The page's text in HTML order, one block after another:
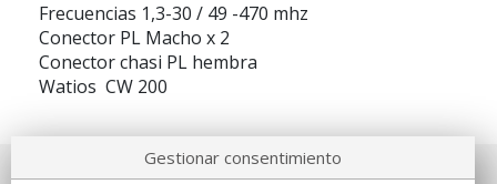
Frecuencias 1,3-30 / 49 -470 mhz
Conector PL Macho x 2
Conector chasi PL hembra
Watios CW 200
Gestionar consentimiento